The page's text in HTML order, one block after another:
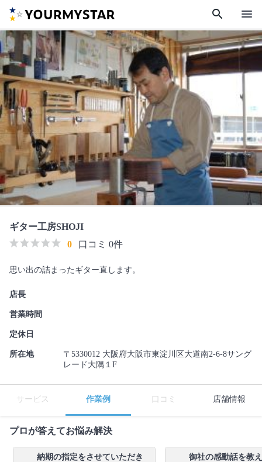
search menu
ギター工房SHOJI
0
口コミ 0件
思い出の詰まったギター直します。
店長
営業時間
定休日
所在地
〒5330012 大阪府大阪市東淀川区大道南2-6-8サング
レード大隅１F
サービス 作業例 口コミ 店舗情報
プロが答えてお悩み解決
納期の指定をさせていただき
御社の感動話を教